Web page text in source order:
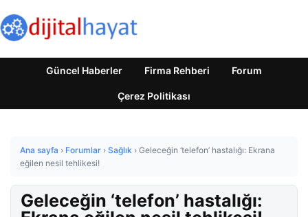
Güncel Haberler Firma Rehberi Forum
Çerez Politikası
Ana sayfa › Forumlar › Sağlık › Geleceğin ‘telefon’ hastalığı: Ekrana
eğilen nesil tehlikesi!
Geleceğin ‘telefon’ hastalığı: